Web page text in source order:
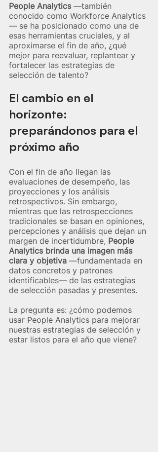
People Analytics —también
conocido como Workforce Analytics
— se ha posicionado como una de
esas herramientas cruciales, y al
aproximarse el fin de año, ¿qué
mejor para reevaluar, replantear y
fortalecer las estrategias de
selección de talento?
El cambio en el
horizonte:
preparándonos para el
próximo año
Con el fin de año llegan las
evaluaciones de desempeño, las
proyecciones y los análisis
retrospectivos. Sin embargo,
mientras que las retrospecciones
tradicionales se basan en opiniones,
percepciones y análisis que dejan un
margen de incertidumbre, People
Analytics brinda una imagen más
clara y objetiva —fundamentada en
datos concretos y patrones
identificables— de las estrategias
de selección pasadas y presentes.
La pregunta es: ¿cómo podemos
usar People Analytics para mejorar
nuestras estrategias de selección y
estar listos para el año que viene?